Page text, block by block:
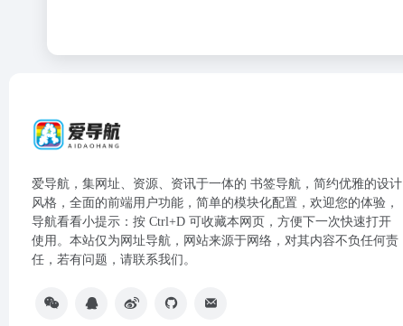
爱导航，集网址、资源、资讯于一体的 书签导航，简约优雅的设计
风格，全面的前端用户功能，简单的模块化配置，欢迎您的体验，
导航看看小提示：按 Ctrl+D 可收藏本网页，方便下一次快速打开
使用。本站仅为网址导航，网站来源于网络，对其内容不负任何责
任，若有问题，请联系我们。